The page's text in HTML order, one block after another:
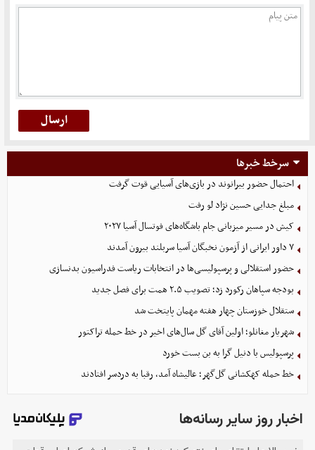
سرخط خبرها
احتمال حضور بیرانوند در بازی‌های آسیایی قوت گرفت
مبلغ جدایی حسین نژاد لو رفت
کیش در مسیر میزبانی جام باشگاه‌های فوتسال آسیا ۲۰۲۷
۷ داور ایرانی از آزمون نخبگان آسیا سربلند بیرون آمدند
حضور استقلالی و پرسپولیسی‌ها در انتخابات ریاست فدراسیون بدنسازی
بودجه سپاهان رکورد زد؛ تصویب ۲.۵ همت برای فصل جدید
ستقلال خوزستان چهار هفته مهمان پایتخت شد
شهریار مغانلو؛ اولین آقای گل سال‌های اخیر در خط حمله تراکتور
پرسپولیس با دنیل گرا به بن بست خورد
خط حمله کهکشانی گل‌گهر؛ عالیشاه آمد، رقبا به دردسر افتادند